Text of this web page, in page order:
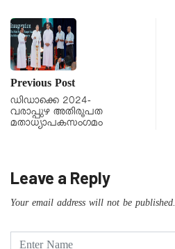
Previous Post
ഡിഡാക്കെ 2024-
വരാപ്പുഴ അതിരൂപത
മതാധ്യാപകസംഗമം
Leave a Reply
Your email address will not be published.